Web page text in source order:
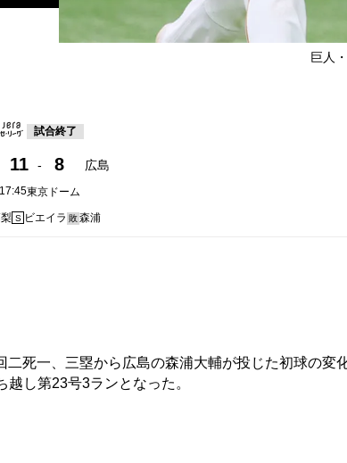
巨人
試合終了
11 - 8 広島
17:45東京ドーム
S ビエイラ 敗森浦
死一、三塁から広島の森浦大輔が投じた初球の変
し第23号3ランとなった。